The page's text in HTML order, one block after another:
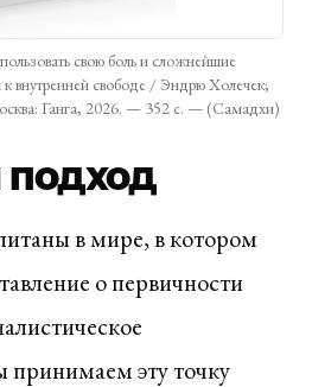
свою боль и сложнейшие
внутренней свободе / Эндрю Холечек;
Ганга, 2026. — 352 с. — (Самадхи)
в мире, в котором
о первичности
принимаем эту точку